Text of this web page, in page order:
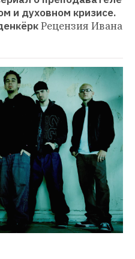
и духовном кризисе.
Рецензия Ивана